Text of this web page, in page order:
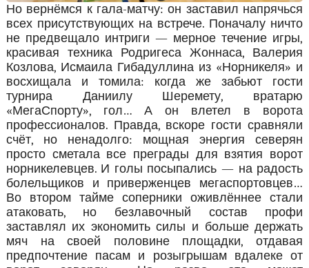
Но вернёмся к гала-матчу: он заставил напрячься
всех присутствующих на встрече. Поначалу ничто
не предвещало интриги — мерное течение игры,
красивая техника Родригеса Жоннаса, Валерия
Козлова, Исмаила Гибадуллина из «Норникеля» и
восхищала и томила: когда же забьют гости
турнира Даниилу Шеремету, вратарю
«МегаСпорту», гол… А он влетел в ворота
профессионалов. Правда, вскоре гости сравняли
счёт, но ненадолго: мощная энергия северян
просто сметала все преграды для взятия ворот
норникелевцев. И голы посыпались — на радость
болельщиков и приверженцев мегаспортовцев…
Во втором тайме соперники оживлённее стали
атаковать, но безлавочный состав профи
заставлял их экономить силы и больше держать
мяч на своей половине площадки, отдавая
предпочтение пасам и розыгрышам вдалеке от